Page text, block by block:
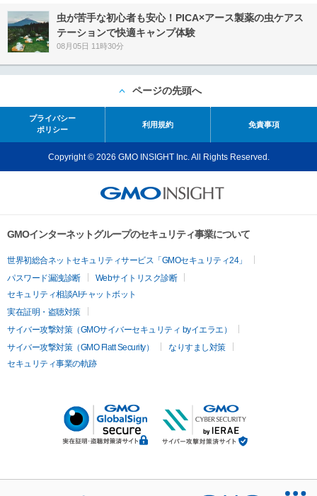
虫が苦手な初心者も安心！PICA×アース製薬の虫ケアス
テーションで快適キャンプ体験
08月05日 11時30分
ページの先頭へ
プライバシー
ポリシー
利用規約 免責事項
Copyright © 2026 GMO INSIGHT Inc. All Rights Reserved.
GMOインターネットグループのセキュリティ事業について
世界初総合ネットセキュリティサービス「GMOセキュリティ24」
パスワード漏洩診断
Webサイトリスク診断
セキュリティ相談AIチャットボット
実在証明・盗聴対策
サイバー攻撃対策（GMOサイバーセキュリティ byイエラエ）
サイバー攻撃対策（GMO Flatt Security）
なりすまし対策
セキュリティ事業の軌跡